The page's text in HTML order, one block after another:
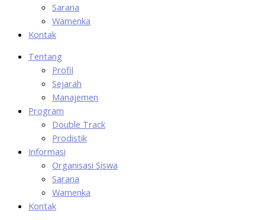
Sarana
Wamenka
Kontak
Tentang
Profil
Sejarah
Manajemen
Program
Double Track
Prodistik
Informasi
Organisasi Siswa
Sarana
Wamenka
Kontak